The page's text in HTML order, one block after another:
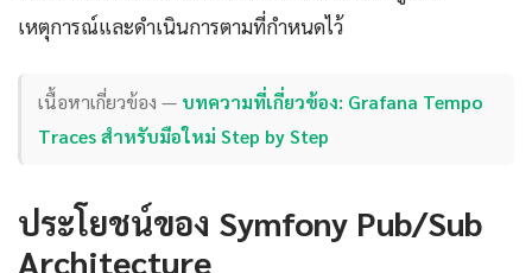
เหตุการณ์และดำเนินการตามที่กำหนดไว้
เนื้อหาเกี่ยวข้อง — บทความที่เกี่ยวข้อง: Grafana Tempo
Traces สำหรับมือใหม่ Step by Step
ประโยชน์ของ Symfony Pub/Sub
Architecture